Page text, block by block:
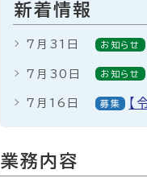
新着情報
7月31日 お知らせ
7月30日 お知らせ
7月16日 募集
業務内容